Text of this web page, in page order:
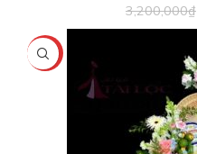
3,200,000₫
-16%